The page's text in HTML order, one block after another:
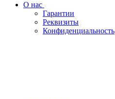
О нас
Гарантии
Реквизиты
Конфиденциальность